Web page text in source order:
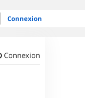
Connexion
Connexion